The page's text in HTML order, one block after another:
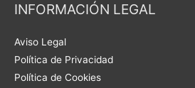
INFORMACIÓN LEGAL
Aviso Legal
Política de Privacidad
Política de Cookies